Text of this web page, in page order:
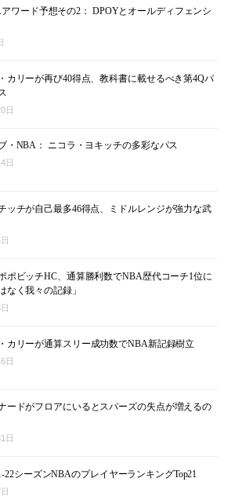
アワード予想その2： DPOYとオールディフェンシ
カリーが再び40得点、教科書に載せるべき第4Qパ
日
・NBA： ニコラ・ヨキッチの多彩なパス
日
ッチが自己最多46得点、ミドルレンジが強力な武
ポビッチHC、通算勝利数でNBA歴代コーチ1位に
なく我々の記録」
カリーが通算スリー成功数でNBA新記録樹立
日
ードがフロアにいるとスパーズの失点が増えるの
日
22シーズンNBAのプレイヤーランキングTop21